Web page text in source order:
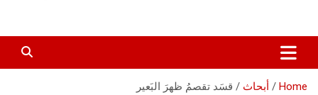
Home أبحاث قسَد تقصمُ ظهرَ البَعير